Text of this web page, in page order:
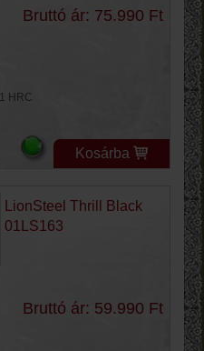
Bruttó ár: 75.990 Ft
HRC
Kosárba
LionSteel Thrill Black
01LS163
Bruttó ár: 59.990 Ft